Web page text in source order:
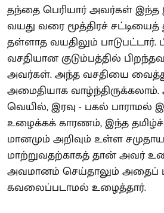
தந்தை பெரியார் அவர்கள் இந்த
வயது வரை மூத்திரச்
தள்ளாத வயதிலும் பாடுபட்டார்.
வசதியான குடும்பத்தில்
அவர்கள். அந்த வசதியை
அமைதியாக
வெயில், இரவு - பகல் பாராமல்
உழைக்கக் காரணம், இந்த
மானமும் அறிவும் உள்ள
மாற்றுவதற்காகத் தான் அவர்
அவமானம் செய்தாலும் அதைப்
கவலைப்படாமல் உழைத்தார்.